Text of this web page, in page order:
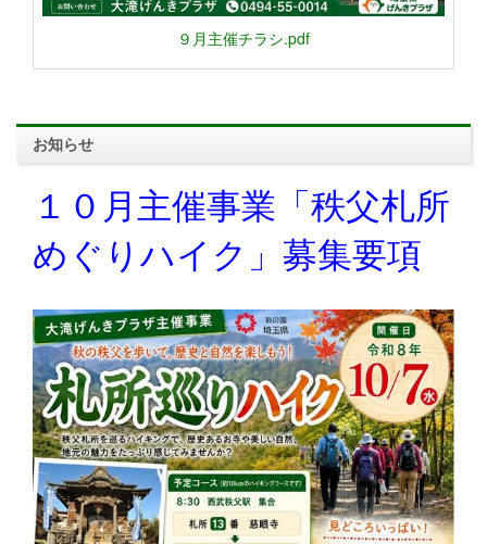
９月主催チラシ.pdf
お知らせ
１０月主催事業「秩父札所
めぐりハイク」募集要項